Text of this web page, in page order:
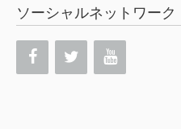
ソーシャルネットワーク